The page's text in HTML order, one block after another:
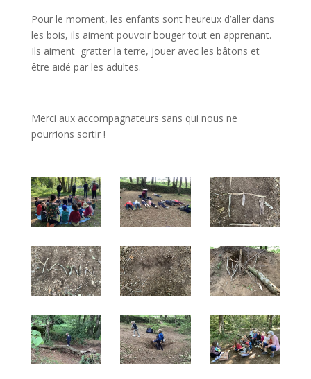
Pour le moment, les enfants sont heureux d’aller dans
les bois, ils aiment pouvoir bouger tout en apprenant.
Ils aiment gratter la terre, jouer avec les bâtons et
être aidé par les adultes.
Merci aux accompagnateurs sans qui nous ne
pourrions sortir !